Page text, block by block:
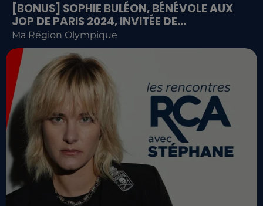
[BONUS] SOPHIE BULÉON, BÉNÉVOLE AUX
JOP DE PARIS 2024, INVITÉE DE...
Ma Région Olympique